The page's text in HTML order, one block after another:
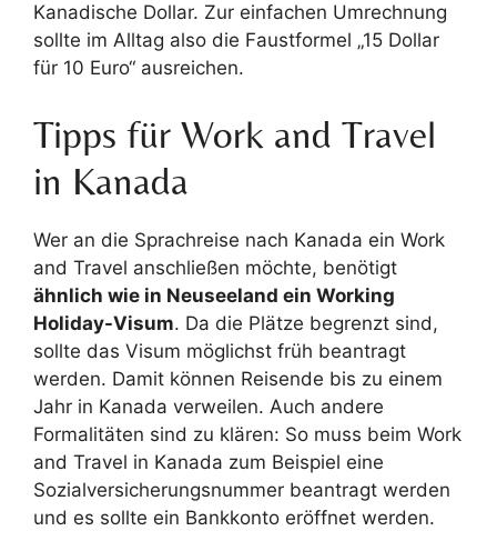
Kanadische Dollar. Zur einfachen Umrechnung
sollte im Alltag also die Faustformel „15 Dollar
für 10 Euro“ ausreichen.
Tipps für Work and Travel
in Kanada
Wer an die Sprachreise nach Kanada ein Work
and Travel anschließen möchte, benötigt
ähnlich wie in Neuseeland ein Working
Holiday-Visum. Da die Plätze begrenzt sind,
sollte das Visum möglichst früh beantragt
werden. Damit können Reisende bis zu einem
Jahr in Kanada verweilen. Auch andere
Formalitäten sind zu klären: So muss beim Work
and Travel in Kanada zum Beispiel eine
Sozialversicherungsnummer beantragt werden
und es sollte ein Bankkonto eröffnet werden.